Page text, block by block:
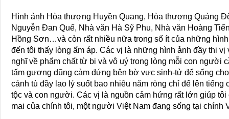
Hình ảnh Hòa thượng Huyền Quang, Hòa thượng Quảng
Nguyễn Đan Quế, Nhà văn Hà Sỹ Phu, Nhà văn Hoàng
Hồng Sơn…và còn rất nhiều nữa trong số ít của những
đến tôi thấy lòng ấm áp. Các vị là những hình ảnh đầy thi
nghĩ về phẩm chất từ bi và vô uý trong lòng mỗi con người
tấm gương dũng cảm đứng bên bờ vực sinh-tử để sống
cảnh tù đầy lao lý suốt bao nhiêu năm ròng chỉ để lên tiếng
tộc và con người. Các vị là nguồn cảm hứng rất lớn giúp
mai của chính tôi, một người Việt Nam đang sống tại chính